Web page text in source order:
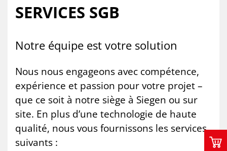
SER­VICES SGB
Notre équipe est votre so­lu­tion
Nous nous engageons avec compétence,
expérience et passion pour votre projet –
que ce soit à notre siège à Siegen ou sur
site. En plus d’une technologie de haute
qualité, nous vous fournissons les services
suivants :